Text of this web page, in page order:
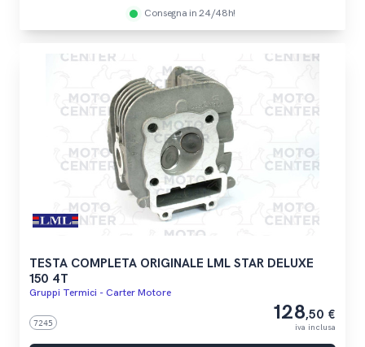
Consegna in 24/48h!
TESTA COMPLETA ORIGINALE LML STAR DELUXE
150 4T
Gruppi Termici - Carter Motore
7245 128,50 €
iva inclusa